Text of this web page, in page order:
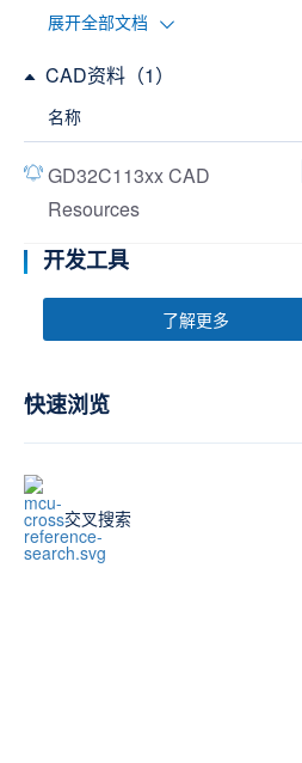
展开全部文档
CAD资料（1）
名称
GD32C113xx CAD
Resources
开发工具
了解更多
快速浏览
交叉搜索